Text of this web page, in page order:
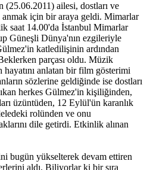
(25.06.2011) ailesi, dostları ve
anmak için bir araya geldi. Mimarlar
saat 14.00'da İstanbul Mimarlar
Güneşli Dünya'nın ezgileriyle
katledilişinin ardından
parçası oldu. Müzik
anlatan bir film gösterimi
sözlerine geldiğinde ise dostları
herkes Gülmez'in kişiliğinden,
üzüntüden, 12 Eylül'ün karanlık
rolünden ve onu
dile getirdi. Etkinlik alınan
bugün yükselterek devam ettiren
aldı. Biliyorlar ki bir sıra